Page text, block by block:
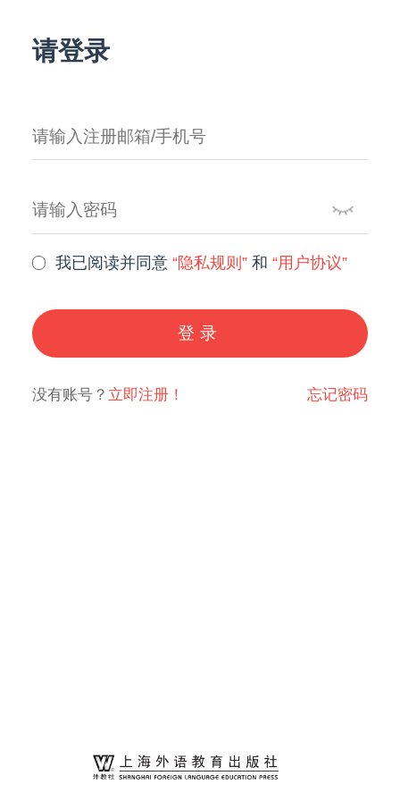
请登录
我已阅读并同意“隐私规则” 和“用户协议”
登录
没有账号？ 立即注册！ 忘记密码